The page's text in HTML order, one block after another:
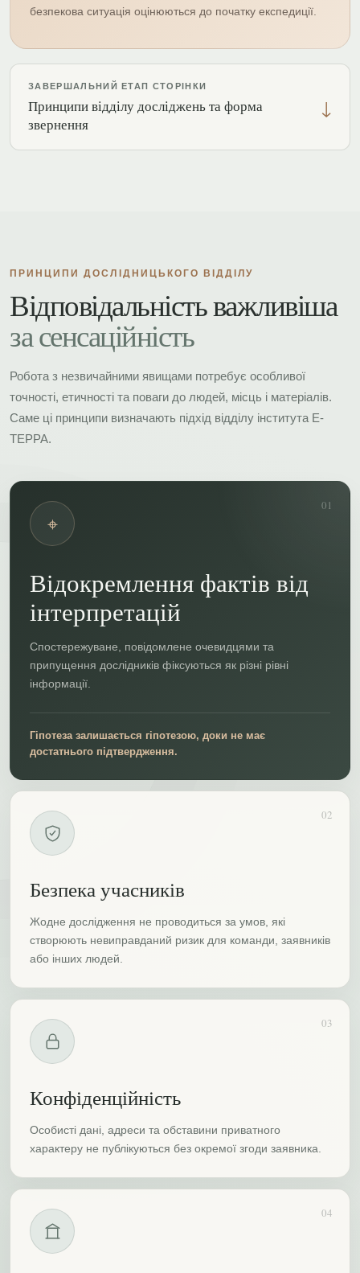
безпекова ситуація оцінюються до початку експедиції.
ЗАВЕРШАЛЬНИЙ ЕТАП СТОРІНКИ
Принципи відділу досліджень та форма
звернення
↓
ПРИНЦИПИ ДОСЛІДНИЦЬКОГО ВІДДІЛУ
Відповідальність важливіша
за сенсаційність
Робота з незвичайними явищами потребує особливої
точності, етичності та поваги до людей, місць і матеріалів.
Саме ці принципи визначають підхід відділу інститута Е-
ТЕРРА.
01
⌖
Відокремлення фактів від
інтерпретацій
Спостережуване, повідомлене очевидцями та
припущення дослідників фіксуються як різні рівні
інформації.
Гіпотеза залишається гіпотезою, доки не має
достатнього підтвердження.
02
Безпека учасників
Жодне дослідження не проводиться за умов, які
створюють невиправданий ризик для команди, заявників
або інших людей.
03
Конфіденційність
Особисті дані, адреси та обставини приватного
характеру не публікуються без окремої згоди заявника.
04